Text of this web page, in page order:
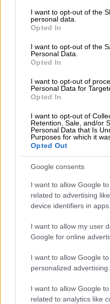
not limited to your visit or
grant or deny consent to
use your data for below
consent section.
I want to opt-out of the
personal data.
Opted In
I want to opt-out of the
Personal Data.
Opted In
I want to opt-out of
Personal Data for
Opted In
I want to opt-out of
Retention, Sale, and/or
Personal Data that Is
Purposes for which it
Opted Out
Google consents
I want to allow Google
related to advertising
device identifiers in apps.
I want to allow my user
Google for online
I want to allow Google
personalized advertising.
I want to allow Google
related to analytics like
αλλά και ταράντζα
μέσα στο ΕΣΥ.
Σύμφωνα με
Μέγαρο Μαξίμου
τις αλλαγές στα
βελτιωθεί άμεσα η
ασθενών και να
καθημερινότητα τους.
Οι αλλαγές
Έτσι τα στελέχη του
επόμενο διάστημα
στις αλλαγές των
σήμερα βασανίζουν
δεν μπορούν να
βασικά προβλήματα
Σχεδιάζεται μάλιστα
πληροφορίες, να
εφημεριών, ένα
εδώ και καιρό
και
ενεργοποιηθεί.